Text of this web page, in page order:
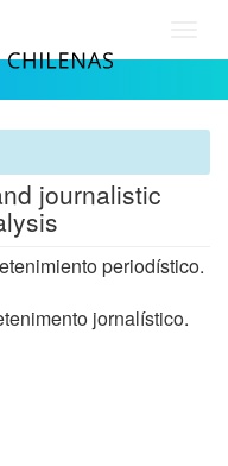
journalistic
periodístico.
jornalístico.